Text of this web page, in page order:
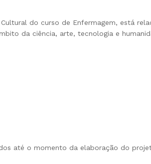
do curso de Enfermagem, está
da ciência, arte, tecnologia e
até o momento da elaboração do